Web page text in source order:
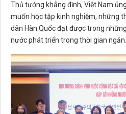
Thủ tướng khẳng định, Việt Nam
muốn học tập kinh nghiệm, những
dân Hàn Quốc đạt được trong
nước phát triển trong thời gian ngắn.